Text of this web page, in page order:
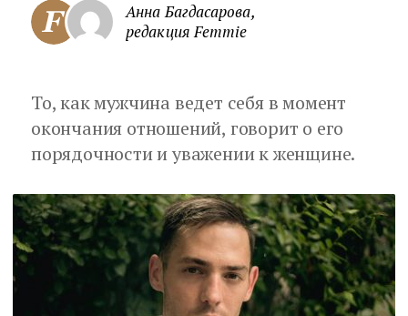
Анна Багдасарова,
редакция Femmie
То, как мужчина ведет себя в момент
окончания отношений, говорит о его
порядочности и уважении к женщине.